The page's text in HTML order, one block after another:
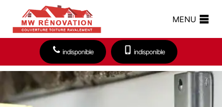
MENU
indisponible indisponible